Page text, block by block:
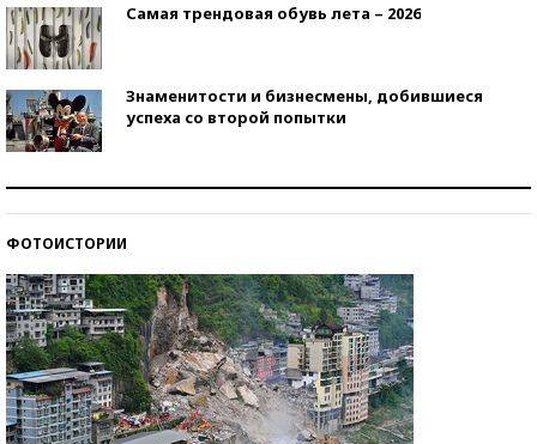
Самая трендовая обувь лета – 2026
Знаменитости и бизнесмены, добившиеся
успеха со второй попытки
ФОТОИСТОРИИ